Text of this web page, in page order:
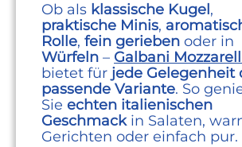
Ob als klassische Kugel ,
praktische Minis,
Rolle, fein gerieben oder in
Würfeln – Galbani
bietet für jede Gelegenheit
passende Variante. So
Sie echten italienischen
Geschmack in Salaten,
Gerichten oder einfach pur.